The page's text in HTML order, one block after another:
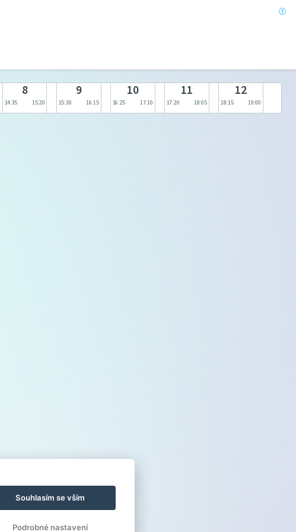
8
14:35 15:20
9
15:30 16:15
10
16:25 17:10
11
17:20 18:05
12
18:15 19:00
Souhlasím se vším
Podrobné nastavení